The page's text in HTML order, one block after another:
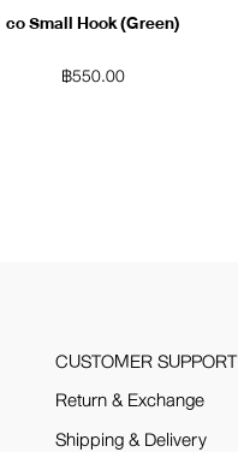
co Small Hook (Green)
฿550.00
CUSTOMER SUPPORT
Return & Exchange
Shipping & Delivery